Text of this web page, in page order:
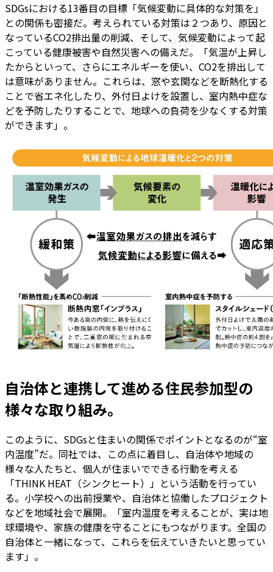
SDGsにおける13番目の目標「気候変動に具体的な対策を」
との関係も密接だ。考えられている対策は２つあり、原因と
なっているCO2排出量の削減、そして、気候変動によって起
こっている健康被害や自然災害への備えだ。「気温が上昇し
たからといって、さらにエネルギーを使い、CO2を排出して
は意味がありません。これらは、窓や玄関などを断熱化する
ことで省エネ化したり、外付日よけを設置し、室内熱中症な
どを予防したりすることで、地球への負荷を少なくする対策
ができます」。
自治体と連携して進める住民参加型の
様々な取り組み。
このように、SDGsと住まいの関係でポイントとなるのが“室
内温度”だ。同社では、この点に着目し、自治体や地域の
様々な人たちと、個人が住まいでできる行動を考える
「THINK HEAT（シンクヒート）」という活動を行ってい
る。小学校への出前授業や、自治体と協働したプロジェクト
などを地域社会で展開。「室内温度を考えることが、実は地
球環境や、家族の健康を守ることにもつながります。全国の
自治体と一緒になって、これらを伝えていきたいと思ってい
ます」。